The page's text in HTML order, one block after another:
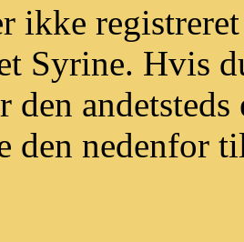
ikke
Syrine. Hvis
den
den nedenfor